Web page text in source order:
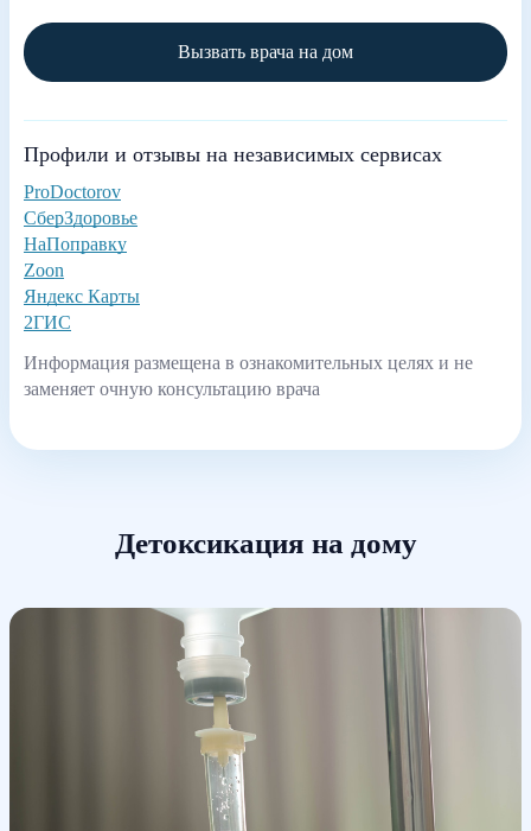
Вызвать врача на дом
Профили и отзывы на независимых сервисах
ProDoctorov
СберЗдоровье
НаПоправку
Zoon
Яндекс Карты
2ГИС
Информация размещена в ознакомительных целях и не
заменяет очную консультацию врача
Детоксикация на дому